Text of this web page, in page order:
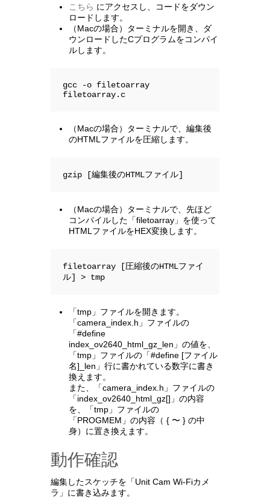
こちら にアクセスし、コードをダウン
ロードします。
（Macの場合）ターミナルを開き、ダ
ウンロードしたCプログラムをコンパイ
ルします。
gcc -o filetoarray
filetoarray.c
（Macの場合）ターミナルで、編集後
のHTMLファイルを圧縮します。
gzip [編集後のHTMLファイル]
（Macの場合）ターミナルで、先ほど
コンパイルした「filetoarray」を使って
HTMLファイルをHEX変換します。
filetoarray [圧縮後のHTMLファイ
ル] > tmp
「tmp」ファイルを開きます。
「camera_index.h」ファイルの
「#define
index_ov2640_html_gz_len」の値を、
「tmp」ファイルの「#define [ファイル
名]_len」行に書かれている数字に書き
換えます。
また、「camera_index.h」ファイルの
「index_ov2640_html_gz[]」の内容
を、「tmp」ファイルの
「PROGMEM」の内容（ { 〜 } の中
身）に置き換えます。
動作確認
編集したスケッチを「Unit Cam Wi-Fiカメ
ラ」に書き込みます。